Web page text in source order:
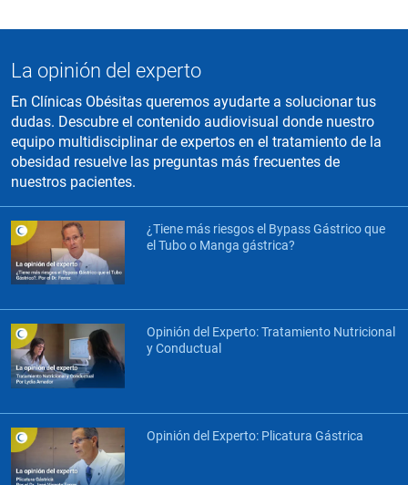
La opinión del experto
En Clínicas Obésitas queremos ayudarte a solucionar tus
dudas. Descubre el contenido audiovisual donde nuestro
equipo multidisciplinar de expertos en el tratamiento de la
obesidad resuelve las preguntas más frecuentes de
nuestros pacientes.
¿Tiene más riesgos el Bypass Gástrico que
el Tubo o Manga gástrica?
Opinión del Experto: Tratamiento Nutricional
y Conductual
Opinión del Experto: Plicatura Gástrica